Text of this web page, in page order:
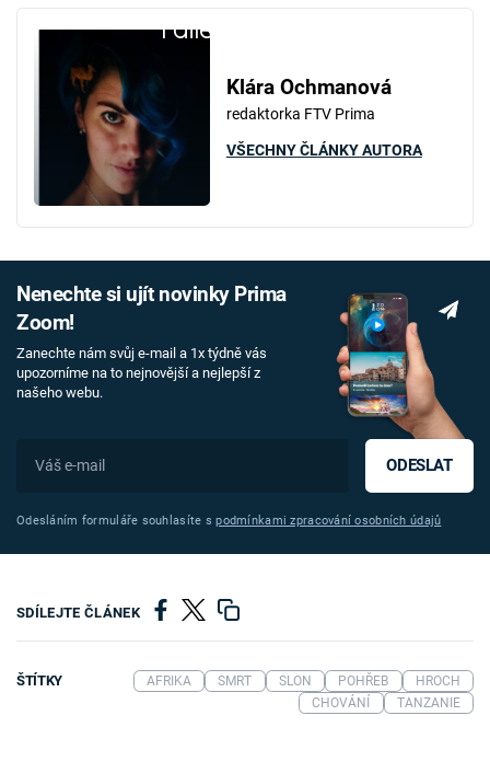
Failed to fetch
Klára Ochmanová
redaktorka FTV Prima
VŠECHNY ČLÁNKY AUTORA
Nenechte si ujít novinky Prima
Zoom!
Zanechte nám svůj e-mail a 1x týdně vás
upozorníme na to nejnovější a nejlepší z
našeho webu.
ODESLAT
Odesláním formuláře souhlasíte spodmínkami zpracování osobních údajů
SDÍLEJTE ČLÁNEK
ŠTÍTKY AFRIKA SMRT SLON POHŘEB
HROCH
CHOVÁNÍ
TANZANIE